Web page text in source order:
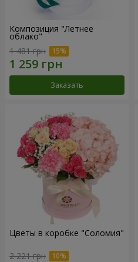
Композиция "Летнее
облако"
1 481 грн
Заказать
Цветы в коробке "Соломия"
2 221 грн